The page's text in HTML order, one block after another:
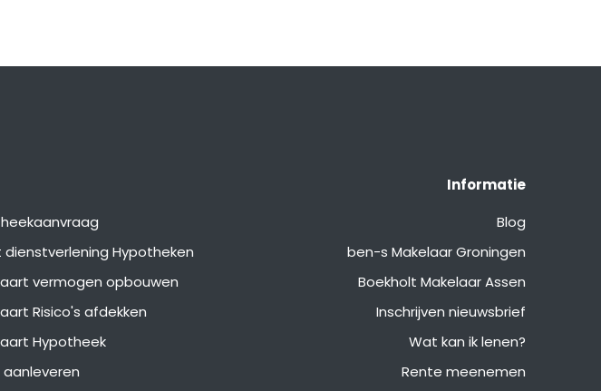
Hypotheken
vermogen opbouwen
Risico's afdekken
Hypotheek
Informatie
Blog
ben-s Makelaar Groningen
Boekholt Makelaar Assen
Inschrijven nieuwsbrief
Wat kan ik lenen?
Rente meenemen